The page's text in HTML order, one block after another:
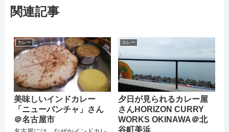
関連記事
カレー
美味しいインドカレー
「ニューバンチャ」さん
＠名古屋市
カレー
夕日が見られるカレー屋
さんHORIZON CURRY
WORKS OKINAWA＠北
谷町美浜